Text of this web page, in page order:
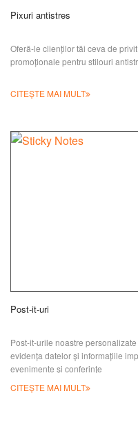
Pixuri antistres
Oferă-le clienților tăi ceva de
promoționale pentru stilouri
CITEȘTE MAI MULT
Post-it-uri
Post-it-urile noastre
evidența datelor și informațiile
evenimente și conferințe
CITEȘTE MAI MULT